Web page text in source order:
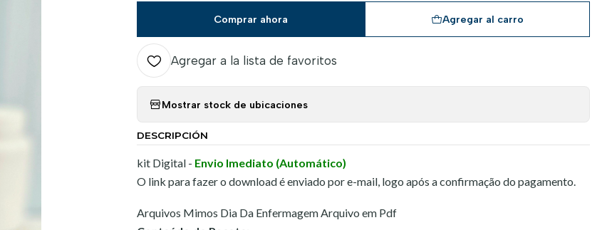
Agregar al carro
Comprar ahora
Agregar a la lista de favoritos
Mostrar stock de ubicaciones
DESCRIPCIÓN
kit Digital - Envio Imediato (Automático)
O link para fazer o download é enviado por e-mail, logo após a confirmação do pagamento.
Arquivos Mimos Dia Da Enfermagem Arquivo em Pdf